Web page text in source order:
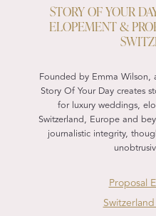
STORY OF YOUR
ELOPEMENT &
Founded by Emma Wilson,
Story Of Your Day creates
for luxury weddings,
Switzerland, Europe and
journalistic integrity,
Proposal